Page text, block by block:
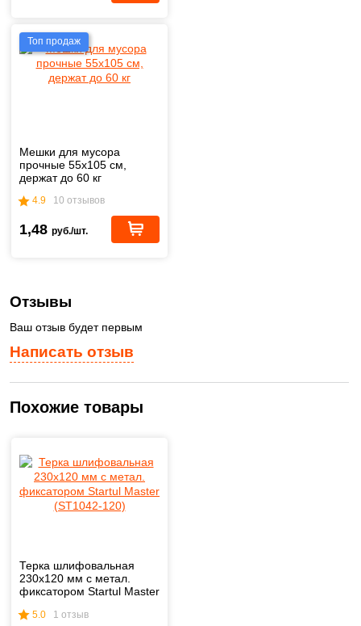
Топ продаж
Мешки для мусора
прочные 55х105 см,
держат до 60 кг
4.9 10 отзывов
1,48 руб./шт.
Написать отзыв
Отзывы
Ваш отзыв будет первым
Похожие товары
Терка шлифовальная
230х120 мм с метал.
фиксатором Startul Master
5.0 1 отзыв